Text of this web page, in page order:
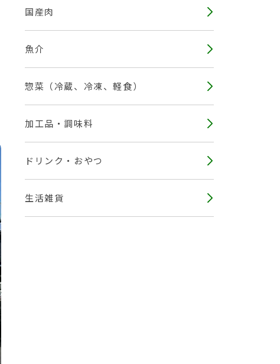
国産肉
魚介
惣菜（冷蔵、冷凍、軽食）
加工品・調味料
ドリンク・おやつ
生活雑貨